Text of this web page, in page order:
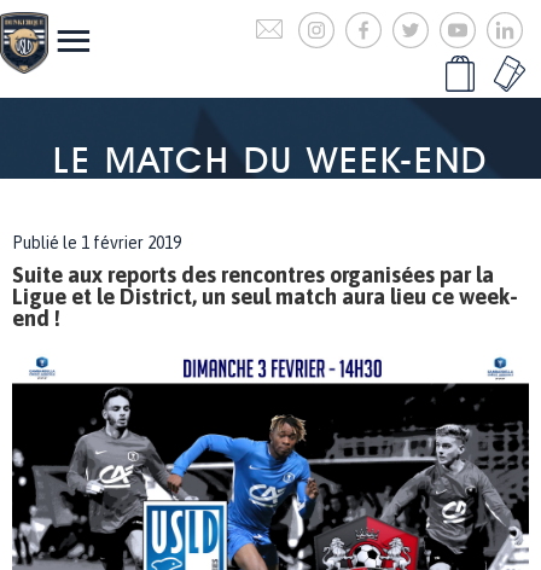
LE MATCH DU WEEK-END
Publié le 1 février 2019
Suite aux reports des rencontres organisées par la
Ligue et le District, un seul match aura lieu ce week-
end !